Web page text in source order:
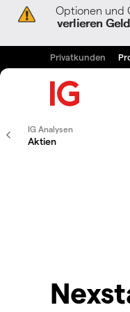
Optionen und
verlieren
Privatkunden
IG Analysen
Aktien